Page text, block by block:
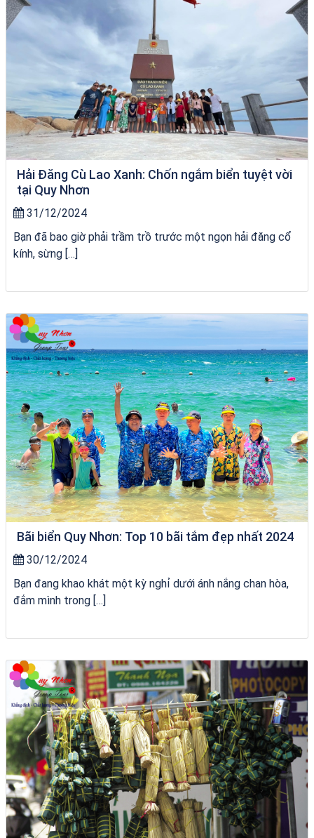
Hải Đăng Cù Lao Xanh: Chốn ngắm biển tuyệt vời
tại Quy Nhơn
31/12/2024
Bạn đã bao giờ phải trầm trồ trước một ngọn hải đăng cổ
kính, sừng […]
Homestay Đẹp Tại Măng Đen
Bãi biển Quy Nhơn: Top 10 bãi tắm đẹp nhất 2024
30/12/2024
Bạn đang khao khát một kỳ nghỉ dưới ánh nắng chan hòa,
đắm mình trong […]
Homestay Đẹp Tại Măng Đen